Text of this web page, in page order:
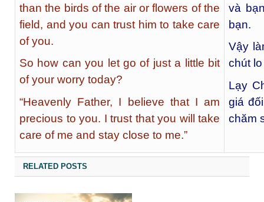
than the birds of the air or flowers of the
field, and you can trust him to take care
of you.
So how can you let go of just a little bit
of your worry today?
“Heavenly Father, I believe that I am
precious to you. I trust that you will take
care of me and stay close to me.”
và
bạn.
Vậy
chút
Lạy
giá
chăm
RELATED POSTS